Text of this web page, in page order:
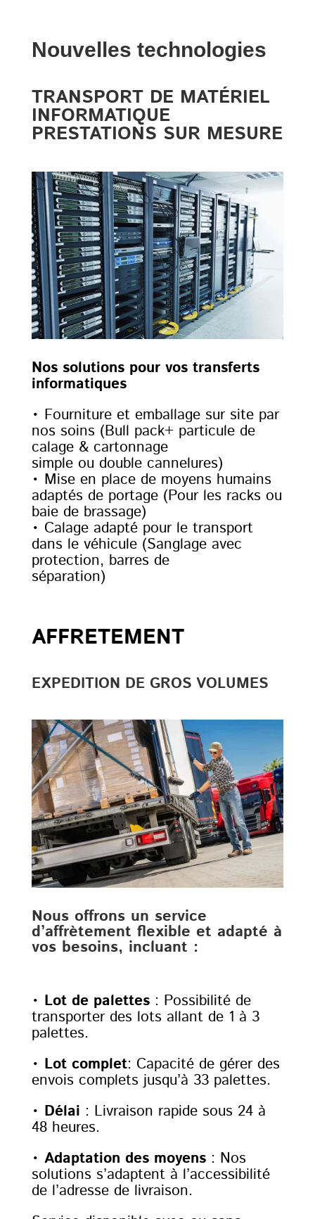
Nouvelles technologies
TRANSPORT DE MATÉRIEL
INFORMATIQUE
PRESTATIONS SUR MESURE
Nos solutions pour vos transferts
informatiques
• Fourniture et emballage sur site par
nos soins (Bull pack+ particule de
calage & cartonnage
simple ou double cannelures)
• Mise en place de moyens humains
adaptés de portage (Pour les racks ou
baie de brassage)
• Calage adapté pour le transport
dans le véhicule (Sanglage avec
protection, barres de
séparation)
AFFRETEMENT
EXPEDITION DE GROS VOLUMES
Nous offrons un service
d’affrètement flexible et adapté à
vos besoins, incluant :
• Lot de palettes: Possibilité de
transporter des lots allant de 1 à 3
palettes.
• Lot complet: Capacité de gérer des
envois complets jusqu’à 33 palettes.
• Délai : Livraison rapide sous 24 à
48 heures.
• Adaptation des moyens: Nos
solutions s’adaptent à l’accessibilité
de l’adresse de livraison.